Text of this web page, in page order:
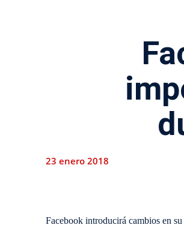
23 enero 2018
Facebook introducirá cambios en